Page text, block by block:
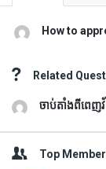
How to
Related
ចាប់តាំងពីពេញ
Top